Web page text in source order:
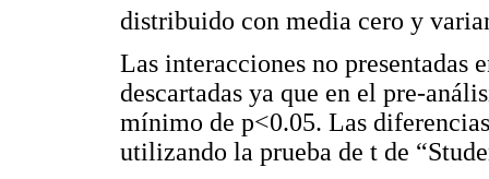
distribuido con media cero y
Las interacciones no presentadas
descartadas ya que en el pre-
mínimo de p<0.05. Las
utilizando la prueba de t de